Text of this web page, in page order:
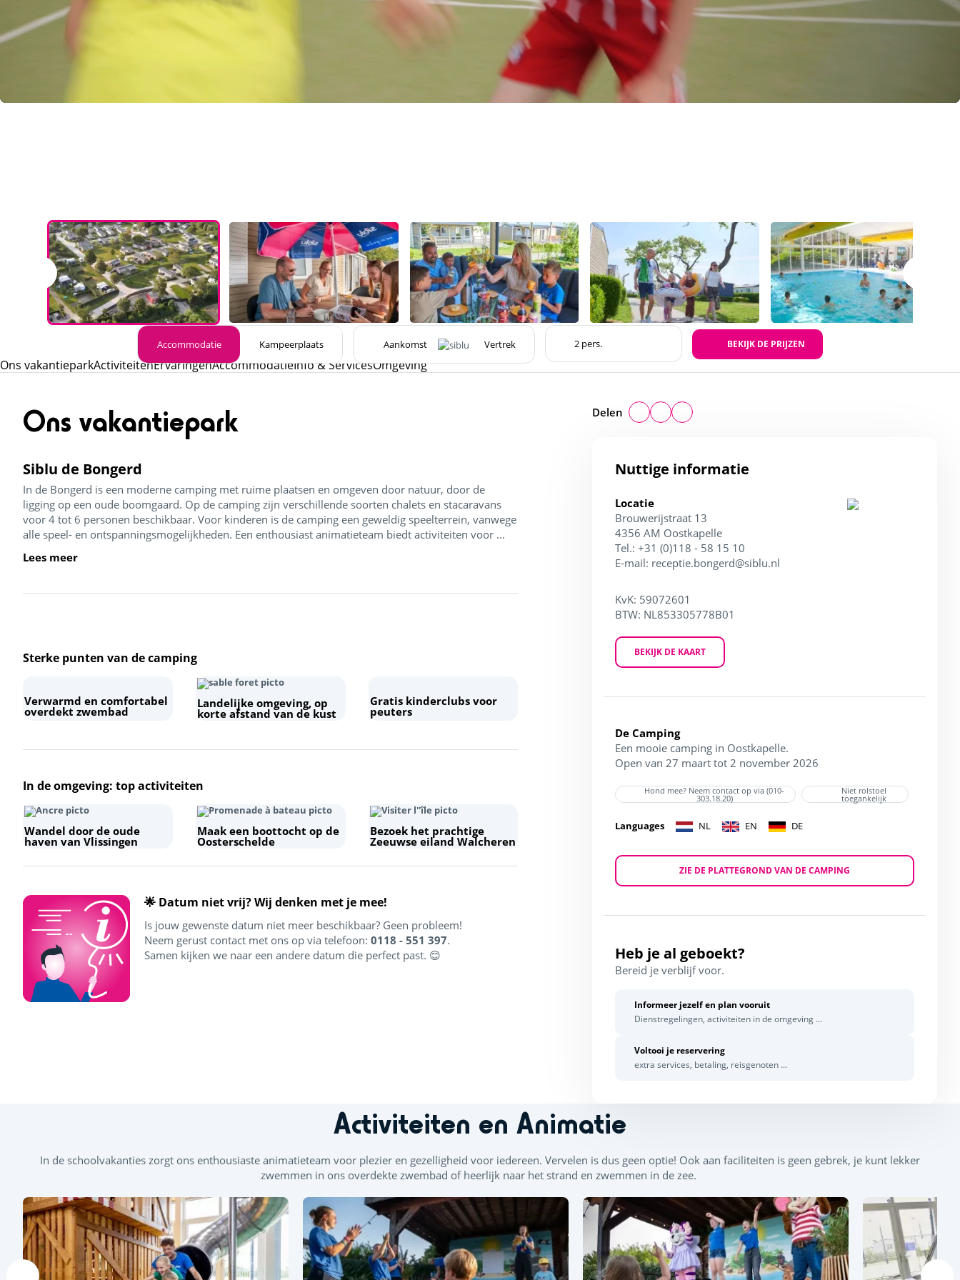
−
Leaflet|©OpenStreetMapcontributors, Points © 2012 LINZ
Accommodatie Kampeerplaats BEKIJK DE PRIJZEN
Ons vakantieparkActiviteitenErvaringenAccommodatieInfo & ServicesOmgeving
Ons vakantiepark
Siblu de Bongerd
In de Bongerd is een moderne camping met ruime plaatsen en omgeven door natuur, door de
ligging op een oude boomgaard. Op de camping zijn verschillende soorten chalets en stacaravans
voor 4 tot 6 personen beschikbaar. Voor kinderen is de camping een geweldig speelterrein, vanwege
alle speel- en ontspanningsmogelijkheden. Een enthousiast animatieteam biedt activiteiten voor ...
Lees meer
Sterke punten van de camping
Verwarmd en comfortabel
overdekt zwembad
Landelijke omgeving, op
korte afstand van de kust
Gratis kinderclubs voor
peuters
In de omgeving: top activiteiten
Wandel door de oude
haven van Vlissingen
Maak een boottocht op de
Oosterschelde
Bezoek het prachtige
Zeeuwse eiland Walcheren
🌟 Datum niet vrij? Wij denken met je mee!
Is jouw gewenste datum niet meer beschikbaar? Geen probleem!
Neem gerust contact met ons op via telefoon: 0118 - 551 397.
Samen kijken we naar een andere datum die perfect past. 😊
Delen
Nuttige informatie
Locatie
Brouwerijstraat 13
4356 AM Oostkapelle
Tel.: +31 (0)118 - 58 15 10
E-mail: receptie.bongerd@siblu.nl
KvK: 59072601
BTW: NL853305778B01
BEKIJK DE KAART
De Camping
Een mooie camping in Oostkapelle.
Open van 27 maart tot 2 november 2026
Hond mee? Neem contact op via (010-
303.18.20)
Niet rolstoel
toegankelijk
Languages NL EN DE
ZIE DE PLATTEGROND VAN DE CAMPING
Heb je al geboekt?
Bereid je verblijf voor.
Informeer jezelf en plan vooruit
Dienstregelingen, activiteiten in de omgeving ...
Voltooi je reservering
extra services, betaling, reisgenoten ...
Activiteiten en Animatie
In de schoolvakanties zorgt ons enthousiaste animatieteam voor plezier en gezelligheid voor iedereen. Vervelen is dus geen optie! Ook aan faciliteiten is geen gebrek, je kunt lekker
zwemmen in ons overdekte zwembad of heerlijk naar het strand en zwemmen in de zee.